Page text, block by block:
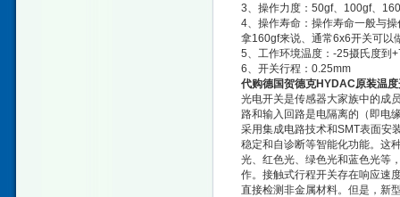
3、操作力度：50gf、100gf、
4、操作寿命：操作寿命一般与
拿160gf来说、通常6x6开关可以
5、工作环境温度：-25摄氏度到
6、开关行程：0.25mm
代购德国贺德克HYDAC原装温
光电开关是传感器大家族中的成
路和输入回路是电隔离的（即电
采用集成电路技术和SMT表面安
稳定和自诊断等智能化功能。这
光、红色光、绿色光和蓝色光等
作。接触式行程开关存在响应速
直接检测非金属材料。但是，新